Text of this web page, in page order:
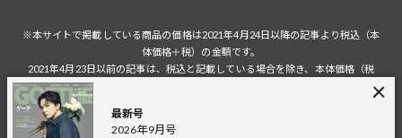
最新号
2026年9月号
※本サイトで掲載している商品の価格は2021年4月24日以降の記事より税込（本
体価格＋税）の金額です。
2021年4月23日以前の記事は、税込と記載している場合を除き、本体価格（税
税込の場合の税額は掲載当時の税率に準じます。